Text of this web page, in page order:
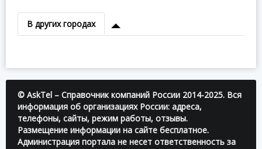
В других городах
© AskTel – Справочник компаний России 2014-2025. Вся
информация об организациях России: адреса,
телефоны, сайты, режим работы, отзывы.
Размещение информации на сайте бесплатное.
Администрация портала не несет ответственность за